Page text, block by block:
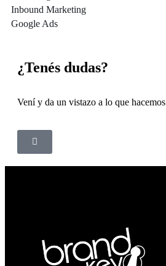
Inbound Marketing
Google Ads
¿Tenés dudas?
Vení y da un vistazo a lo que hacemos